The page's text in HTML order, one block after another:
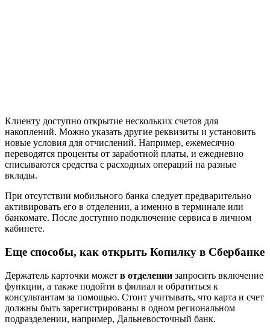
Клиенту доступно открытие нескольких счетов для
накоплений. Можно указать другие реквизиты и установить
новые условия для отчислений. Например, ежемесячно
переводятся проценты от заработной платы, и ежедневно
списываются средства с расходных операций на разные
вклады.
При отсутствии мобильного банка следует предварительно
активировать его в отделении, а именно в терминале или
банкомате. После доступно подключение сервиса в личном
кабинете.
Еще способы, как открыть Копилку в Сбербанке
Держатель карточки может в отделении запросить включение
функции, а также подойти в филиал и обратиться к
консультантам за помощью. Стоит учитывать, что карта и счет
должны быть зарегистрированы в одном региональном
подразделении, например, Дальневосточный банк.